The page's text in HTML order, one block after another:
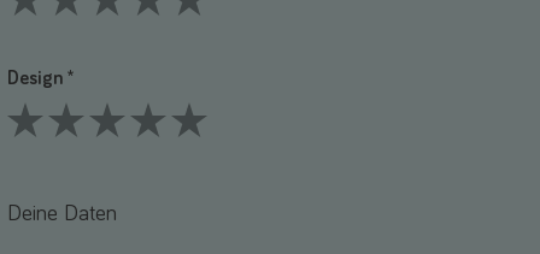
Design *
Deine Daten